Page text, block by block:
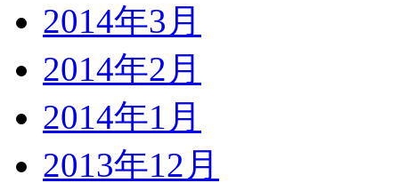
2014年3月
2014年2月
2014年1月
2013年12月